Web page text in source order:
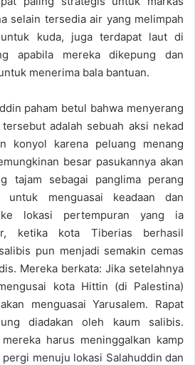
selain tersedia air yang melimpah
kuda, juga terdapat laut di
apabila mereka dikepung dan
menerima bala bantuan.
paham betul bahwa menyerang
adalah sebuah aksi nekad
konyol karena peluang menang
besar pasukannya akan
tajam sebagai panglima perang
untuk menguasai keadaan dan
lokasi pertempuran yang ia
ketika kota Tiberias berhasil
pun menjadi semakin cemas
Mereka berkata: Jika setelahnya
kota Hittin (di Palestina)
menguasai Yarusalem. Rapat
diadakan oleh kaum salibis.
harus meninggalkan kamp
menuju lokasi Salahuddin dan